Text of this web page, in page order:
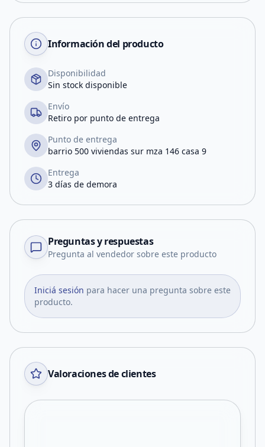
Información del producto
Disponibilidad
Sin stock disponible
Envío
Retiro por punto de entrega
Punto de entrega
barrio 500 viviendas sur mza 146 casa 9
Entrega
3 días de demora
Preguntas y respuestas
Pregunta al vendedor sobre este producto
Iniciá sesión para hacer una pregunta sobre este
producto.
Valoraciones de clientes